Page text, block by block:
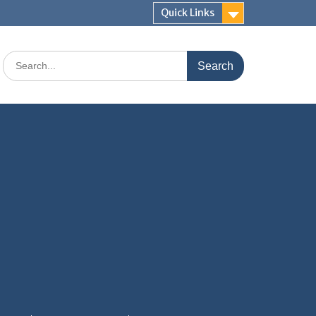
Quick Links
Search
for: